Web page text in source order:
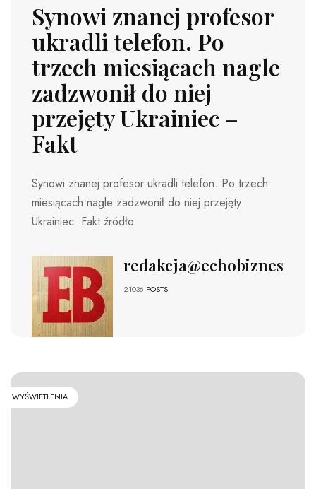
Synowi znanej profesor
ukradli telefon. Po
trzech miesiącach nagle
zadzwonił do niej
przejęty Ukrainiec –
Fakt
Synowi znanej profesor ukradli telefon. Po trzech
miesiącach nagle zadzwonił do niej przejęty
Ukrainiec Fakt źródło
redakcja@echobiznesu.pl
21036 POSTS
WYŚWIETLENIA